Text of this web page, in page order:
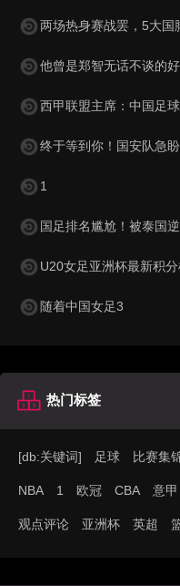
两场热身赛战罢，5大国脚遭邵
他曾是郑智无话不谈的好哥们，
西甲联盟主席：中国足
终于等到你！国安队急盼的大
1
国足排名尴尬！被泰国逆袭反超，
U20女足亚洲杯最新积分榜揭晓：中
随着中国女足3
热门标签
[db:关键词] 足球 比赛集
NBA 1 欧冠 CBA 意甲
观点评论 亚洲杯 英超